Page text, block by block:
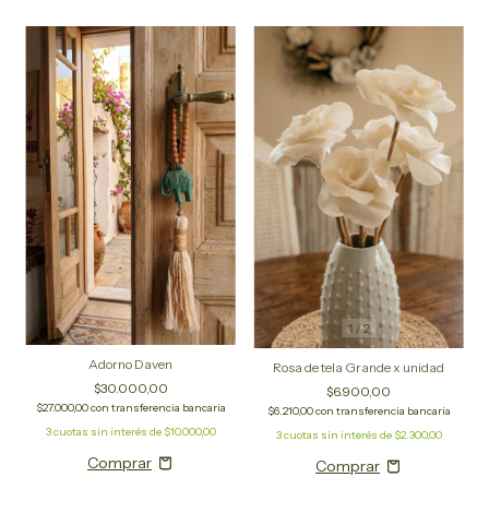
Adorno Daven
$30.000,00
$27.000,00con transferencia bancaria
3cuotas sin interés de $10.000,00
1 /2
Rosa de tela Grande x unidad
$6.900,00
$6.210,00con transferencia bancaria
3cuotas sin interés de $2.300,00